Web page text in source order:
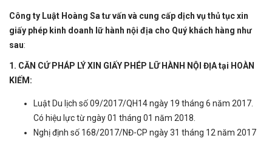
Công ty Luật Hoàng Sa tư vấn và cung cấp dịch vụ thủ tục xin
giấy phép kinh doanh lữ hành nội địa cho Quý khách hàng như
sau:
1. CĂN CỨ PHÁP LÝ XIN GIẤY PHÉP LỮ HÀNH NỘI ĐỊA tại HOÀN
KIẾM:
Luật Du lịch số 09/2017/QH14 ngày 19 tháng 6 năm 2017.
Có hiệu lực từ ngày 01 tháng 01 năm 2018.
Nghị định số 168/2017/NĐ-CP ngày 31 tháng 12 năm 2017